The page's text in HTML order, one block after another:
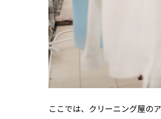
ここでは、クリーニング屋の